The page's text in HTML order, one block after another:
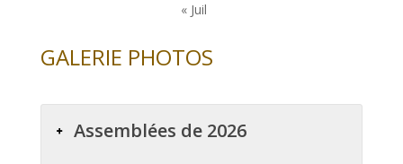
« Juil
GALERIE PHOTOS
Assemblées de 2026